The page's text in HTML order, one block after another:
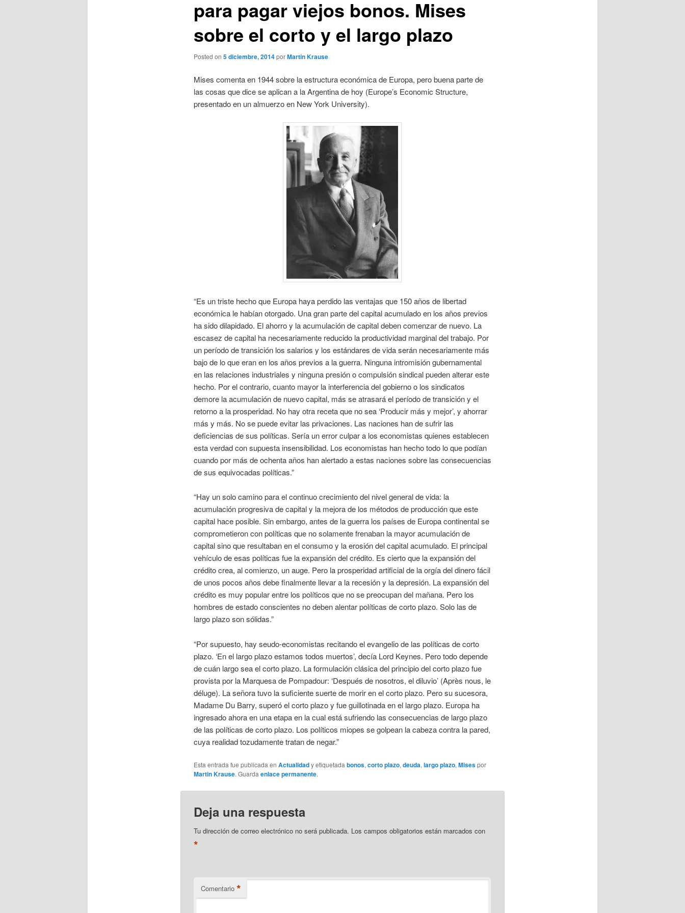
para pagar viejos bonos. Mises
sobre el corto y el largo plazo
Posted on 5 diciembre, 2014porMartin Krause
Mises comenta en 1944 sobre la estructura económica de Europa, pero buena parte de
las cosas que dice se aplican a la Argentina de hoy (Europe’s Economic Structure,
presentado en un almuerzo en New York University).
“Es un triste hecho que Europa haya perdido las ventajas que 150 años de libertad
económica le habían otorgado. Una gran parte del capital acumulado en los años previos
ha sido dilapidado. El ahorro y la acumulación de capital deben comenzar de nuevo. La
escasez de capital ha necesariamente reducido la productividad marginal del trabajo. Por
un período de transición los salarios y los estándares de vida serán necesariamente más
bajo de lo que eran en los años previos a la guerra. Ninguna intromisión gubernamental
en las relaciones industriales y ninguna presión o compulsión sindical pueden alterar este
hecho. Por el contrario, cuanto mayor la interferencia del gobierno o los sindicatos
demore la acumulación de nuevo capital, más se atrasará el período de transición y el
retorno a la prosperidad. No hay otra receta que no sea ‘Producir más y mejor’, y ahorrar
más y más. No se puede evitar las privaciones. Las naciones han de sufrir las
deficiencias de sus políticas. Sería un error culpar a los economistas quienes establecen
esta verdad con supuesta insensibilidad. Los economistas han hecho todo lo que podían
cuando por más de ochenta años han alertado a estas naciones sobre las consecuencias
de sus equivocadas políticas.”
“Hay un solo camino para el continuo crecimiento del nivel general de vida: la
acumulación progresiva de capital y la mejora de los métodos de producción que este
capital hace posible. Sin embargo, antes de la guerra los países de Europa continental se
comprometieron con políticas que no solamente frenaban la mayor acumulación de
capital sino que resultaban en el consumo y la erosión del capital acumulado. El principal
vehículo de esas políticas fue la expansión del crédito. Es cierto que la expansión del
crédito crea, al comienzo, un auge. Pero la prosperidad artificial de la orgía del dinero fácil
de unos pocos años debe finalmente llevar a la recesión y la depresión. La expansión del
crédito es muy popular entre los políticos que no se preocupan del mañana. Pero los
hombres de estado conscientes no deben alentar políticas de corto plazo. Solo las de
largo plazo son sólidas.”
“Por supuesto, hay seudo-economistas recitando el evangelio de las políticas de corto
plazo. ‘En el largo plazo estamos todos muertos’, decía Lord Keynes. Pero todo depende
de cuán largo sea el corto plazo. La formulación clásica del principio del corto plazo fue
provista por la Marquesa de Pompadour: ‘Después de nosotros, el diluvio’ (Après nous, le
déluge). La señora tuvo la suficiente suerte de morir en el corto plazo. Pero su sucesora,
Madame Du Barry, superó el corto plazo y fue guillotinada en el largo plazo. Europa ha
ingresado ahora en una etapa en la cual está sufriendo las consecuencias de largo plazo
de las políticas de corto plazo. Los políticos miopes se golpean la cabeza contra la pared,
cuya realidad tozudamente tratan de negar.”
Esta entrada fue publicada en Actualidady etiquetada bonos, corto plazo, deuda, largo plazo, Misespor
Martin Krause. Guarda enlace permanente.
Deja una respuesta
Tu dirección de correo electrónico no será publicada. Los campos obligatorios están marcados con
*
Comentario *